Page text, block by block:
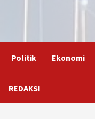
Politik Ekonomi
REDAKSI